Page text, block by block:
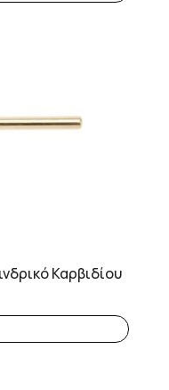
Καρβιδίου